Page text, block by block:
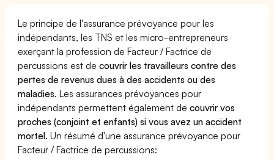
Le principe de l'assurance prévoyance pour les
indépendants, les TNS et les micro-entrepreneurs
exerçant la profession de Facteur / Factrice de
percussions est decouvrir les travailleurs contre des
pertes de revenus dues à des accidents ou des
maladies. Les assurances prévoyances pour
indépendants permettent également decouvrir vos
proches (conjoint et enfants) si vous avez un accident
mortel. Un résumé d'une assurance prévoyance pour
Facteur / Factrice de percussions: